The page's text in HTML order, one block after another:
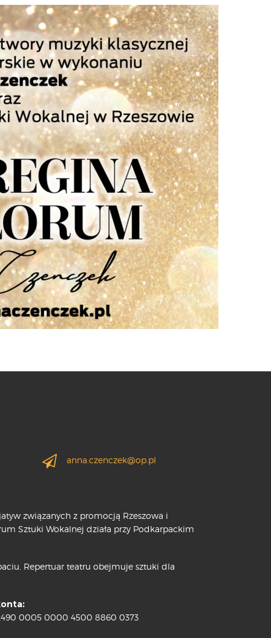
anna.czenczek@op.pl
związanych z promocją Rzeszowa i
Sztuki Wokalnej działa przy Podkarpackim
Repertuar teatru obejmuje sztuki dla
0005 0000 4500 8860 0373